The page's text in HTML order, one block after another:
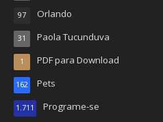
Orlando
97
Paola Tucunduva
31
PDF para Download
1
Pets
162
Programe-se
1.711